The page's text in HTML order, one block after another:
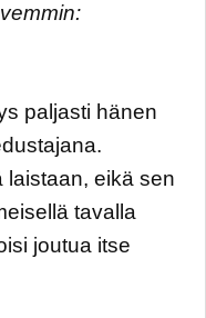
paljasti hänen
laistaan, eikä sen
tavalla
joutua itse